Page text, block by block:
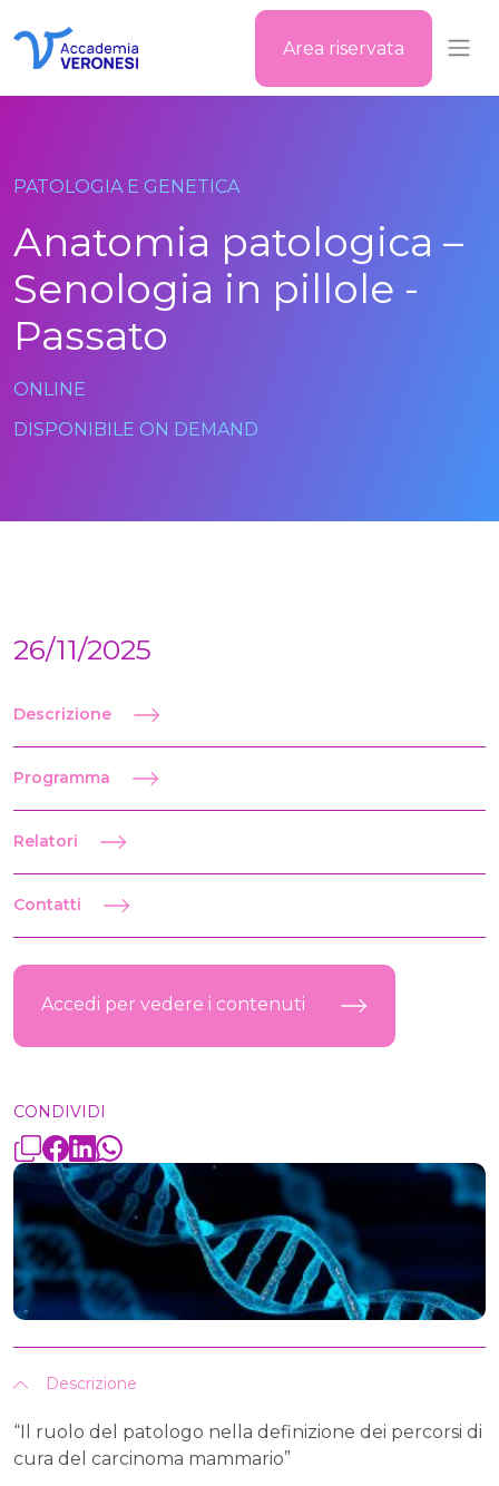
Area riservata
PATOLOGIA E GENETICA
Anatomia patologica –
Senologia in pillole -
Passato
ONLINE
DISPONIBILE ON DEMAND
26/11/2025
Descrizione
Programma
Relatori
Contatti
Accedi per vedere i contenuti
CONDIVIDI
Descrizione
“Il ruolo del patologo nella definizione dei percorsi di
cura del carcinoma mammario”